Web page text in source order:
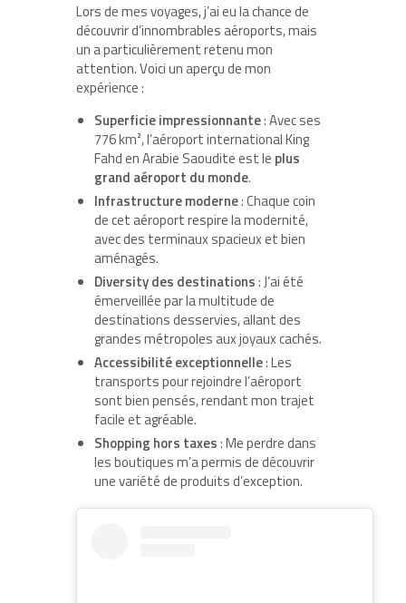
Lors de mes voyages, j’ai eu la chance de
découvrir d’innombrables aéroports, mais
un a particulièrement retenu mon
attention. Voici un aperçu de mon
expérience :
Superficie impressionnante: Avec ses
776 km², l’aéroport international King
Fahd en Arabie Saoudite est le plus
grand aéroport du monde.
Infrastructure moderne: Chaque coin
de cet aéroport respire la modernité,
avec des terminaux spacieux et bien
aménagés.
Diversity des destinations: J’ai été
émerveillée par la multitude de
destinations desservies, allant des
grandes métropoles aux joyaux cachés.
Accessibilité exceptionnelle: Les
transports pour rejoindre l’aéroport
sont bien pensés, rendant mon trajet
facile et agréable.
Shopping hors taxes: Me perdre dans
les boutiques m’a permis de découvrir
une variété de produits d’exception.